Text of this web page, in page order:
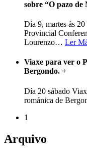
sobre “O pazo de
Día 9, martes ás
Provincial
Lourenzo… Ler
Viaxe para ver o
Bergondo. +
Día 20 sábado
románica de
1
Arquivo